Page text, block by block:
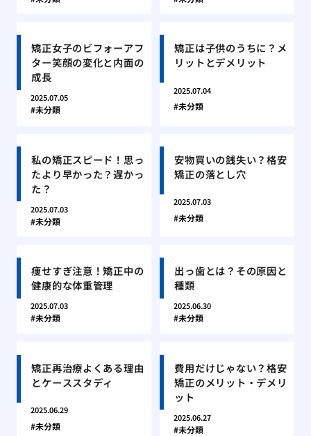
矯正女子のビフォーアフ
ター笑顔の変化と内面の
成長
2025.07.05
未分類
矯正は子供のうちに？メ
リットとデメリット
2025.07.04
未分類
私の矯正スピード！思っ
たより早かった？遅かっ
た？
2025.07.03
未分類
安物買いの銭失い？格安
矯正の落とし穴
2025.07.03
未分類
痩せすぎ注意！矯正中の
健康的な体重管理
2025.07.03
未分類
出っ歯とは？その原因と
種類
2025.06.30
未分類
矯正再治療よくある理由
とケーススタディ
2025.06.29
未分類
費用だけじゃない？格安
矯正のメリット・デメリ
ット
2025.06.27
未分類